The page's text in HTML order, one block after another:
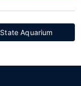
Aquarium